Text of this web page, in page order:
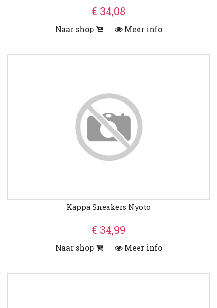
€ 34,08
Naar shop Meer info
Kappa Sneakers Nyoto
€ 34,99
Naar shop Meer info